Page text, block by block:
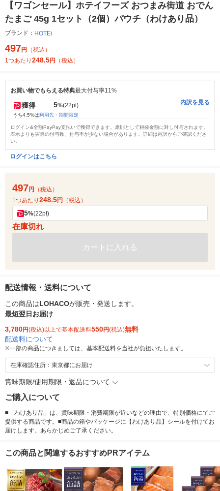
【ワゴンセール】ホテイフーズ おつまみ街道 おでん
たまご 45g 1セット（2個）パウチ（わけあり品）
ブランド： HOTEi
497円
（税込）
1つあたり 248.5円 （税込）
お買い物でもらえる特典最大付与率11%
獲得 5%(22pt)
うち4.5%は利用先・期間限定
内訳を見る
ログイン&全額PayPay支払いで獲得できます。原則として税抜金額に対し付与されます。
表示よりも実際の付与数、付与率が少ない場合があります。詳細は内訳からご確認くださ
い。
ログインはこちら
497円
（税込）
1つあたり 248.5円 （税込）
5%(22pt)
在庫切れ
カートに入れる
配送情報・送料について
この商品はLOHACOが販売・発送します。
最短翌日お届け
3,780円(税込)以上で基本配送料550円(税込)無料
配送料について
※一部の商品につきましては、基本配送料を当社が負担いたします。
在庫確認住所：東京都にお届け
賞味期限/使用期限・返品について
ご購入について
■「わけあり品」は、賞味期限・消費期限が近いなどの理由で、特別価格にてご
提供する商品です。■商品の箱やパッケージに【わけあり品】シールを付けてお
届けします。あらかじめご了承ください。
この商品と関連するおすすめPRアイテム